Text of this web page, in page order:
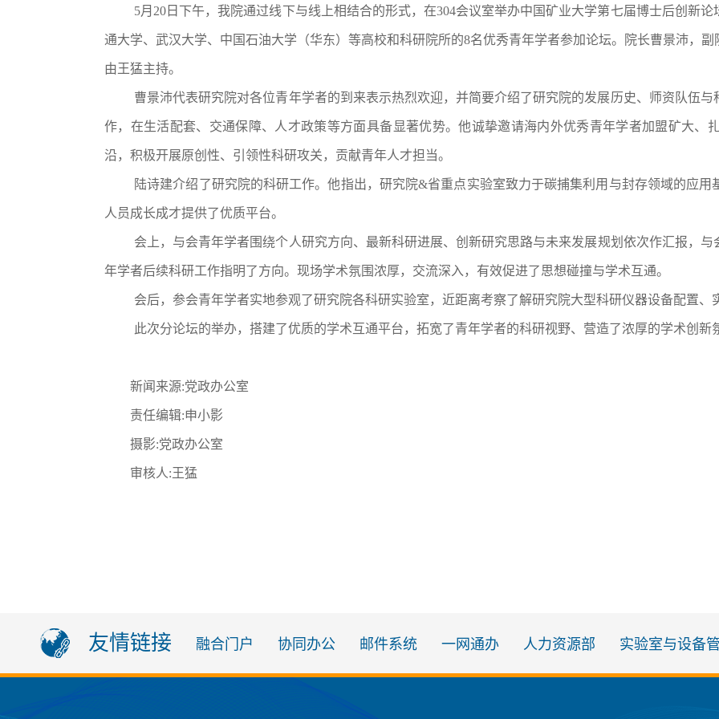
5月20日下午，我院通过线下与线上相结合的形式，在304会议室举办中国矿业大学第七届博士后创新
通大学、 武汉大学、中国石油大学（华东）等高校和科研院所的8名优秀青年学者参加论坛。院长曹景沛，
由王猛主持。
曹景沛代表研究院对各位青年学者的到来表示热烈欢迎，并简要介绍了研究院的发展历史、师资队伍与
作，在生活配套、交通保障、人才政策等方面具备显著优势。他诚挚邀请海内外优秀青年学者加盟矿大、
沿，积极开展原创性、引领性科研攻关，贡献青年人才担当。
陆诗建介绍了研究院的科研工作。他指出，研究院&省重点实验室致力于碳捕集利用与封存领域的应用
人员成长成才提供了优质平台。
会上，与会青年学者围绕个人研究方向、 最新科研进展、创新研究思路与未来发展规划依次作汇报，与
年学者后续科研工作指明了方向。 现场学术氛围浓厚， 交流深入，有效促进了思想碰撞与学术互通。
会后，参会青年学者实地参观了研究院各科研实验室，近距离考察了解研究院大型科研仪器设备配置、
此次分论坛的举办，搭建了优质的学术互通平台，拓宽了青年学者的科研视野、营造了浓厚的学术创新
新闻来源:党政办公室
责任编辑:申小影
摄影:党政办公室
审核人:王猛
友情链接 融合门户 协同办公 邮件系统 一网通办 人力资源部 实验室与设备